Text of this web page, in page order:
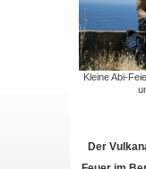
Kleine Abi-
Der